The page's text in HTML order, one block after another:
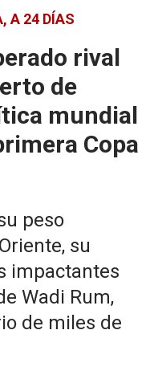
A 24 DÍAS
rival
de
mundial
Copa
peso
su
impactantes
Wadi Rum,
de miles de